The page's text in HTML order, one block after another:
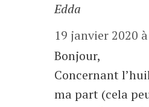
Edda
19 janvier 2020
Bonjour,
Concernant
ma part (cela